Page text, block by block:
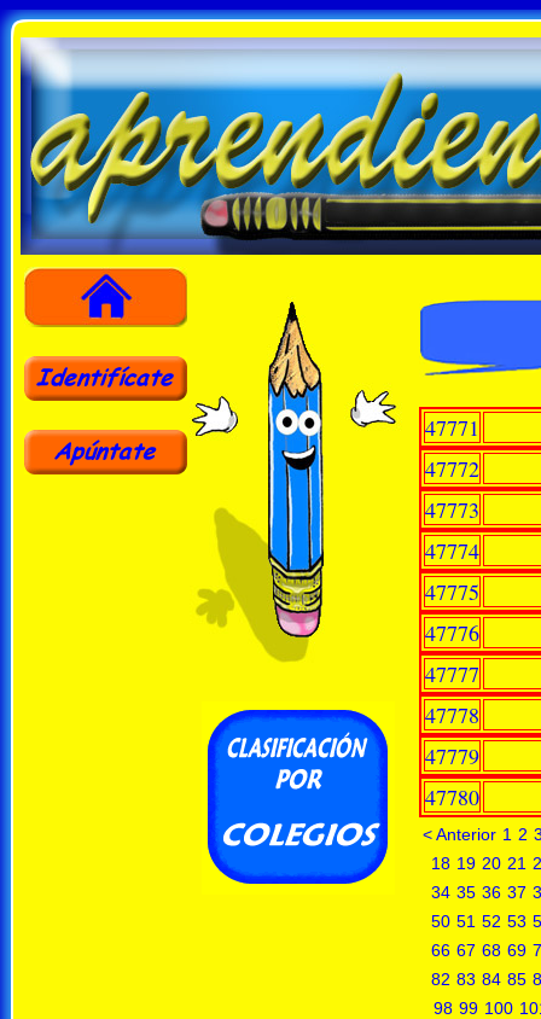
47771
47772
47773
47774
47775
47776
47777
47778
47779
47780
< Anterior 1 2
18 19 20 21
34 35 36 37
50 51 52 53
66 67 68 69
82 83 84 85
98 99 100